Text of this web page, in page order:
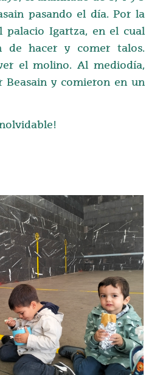
pasando el día. Por la
palacio Igartza, en el cual
de hacer y comer talos.
el molino. Al mediodía,
Beasain y comieron en un